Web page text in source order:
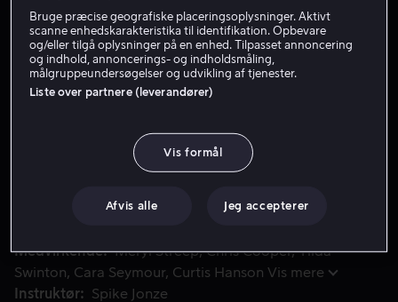
Lej 49 kr
Køb 109 kr
Charlie Kaufman får til opgave at skrive bogen om til
Charlie Kaufman får til opgave at skrive bogen om til
filmmanuskript. Hans tvillingebror Donald er også
Medvirkende Meryl Streep Chris Cooper Tilda
Swinton
Cara Seymour Curtis Hanson Vis mere
Instruktør
Spike Jonze
Bruge præcise geografiske placeringsoplysninger. Aktivt
scanne enhedskarakteristika til identifikation. Opbevare
og/eller tilgå oplysninger på en enhed. Tilpasset annoncering
og indhold, annoncerings- og indholdsmåling,
målgruppeundersøgelser og udvikling af tjenester.
Liste over partnere (leverandører)
Vis formål
Afvis alle Jeg accepterer